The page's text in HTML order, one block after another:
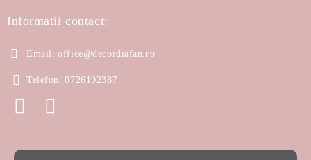
Informatii contact:
Email: office@decordiafan.ro
Telefon: 0726192387